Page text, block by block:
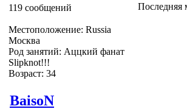
119 сообщений
Местоположение: Russia
Москва
Род занятий: Аццкий фанат
Slipknot!!!
Возраст: 34
Последняя
BaisoN